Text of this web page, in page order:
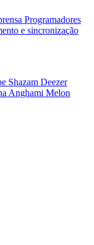
Programadores
e sincronização
Shazam Deezer
Anghami Melon